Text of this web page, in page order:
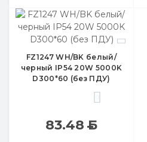
FZ1247 WH/BK белый/
черный IP54 20W 5000K
D300*60 (без ПДУ)
83.48Б